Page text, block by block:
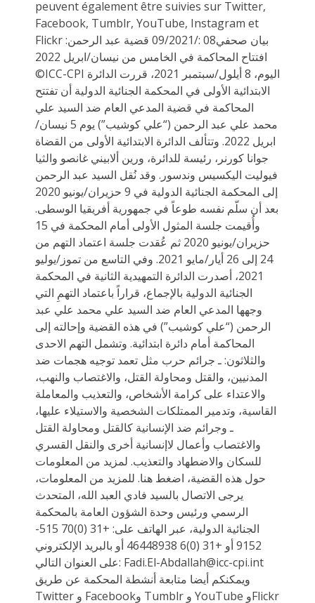
peuvent également être suivies sur Twitter,
Facebook, Tumblr, YouTube, Instagram et
Flickr بيان صحفي08 :/09/2021 قضية عبد الرحمن:
افتتاح المحاكمة في الخامس من نيسان/ابريل 2022
©ICC-CPI اليوم، 8 أيلول/سبتمبر 2021، قررت الدائرة
الابتدائية الأولى في المحكمة الجنائية الدولية أن تفتتح
المحاكمة في قضية المدعي العام ضد السيد علي
محمد علي عبد الرحمن (“علي كوشيب”) يوم 5 نيسان/
ابريل 2022. وتتألف الدائرة الابتدائية الأولى من القضاة
جوانا كورنر، رئيسة للدائرة، ورين ألابيني غانصو والثيا
فيوليت اليكسيس وندسور. وقد نُقل السيد عبد الرحمن
إلى المحكمة الجنائية الدولية في 9 حزيران/يونيو 2020
بعد أن سلّم نفسه طوعاً في جمهورية أفريقيا الوسطى.
وأُقيمت جلسة المثول الأولى أمام المحكمة في 15
حزيران/يونيو 2020 ثم عُقدت جلسة اعتماد التهم من
24 إلى 26 أيار/مايو 2021. وفي التاسع من تموز/يوليو
2021، أصدرت الدائرة التمهيدية الثانية في المحكمة
الجنائية الدولية بالإجماع، قراراً باعتماد التهمِ التي
وجهها المدعي العام ضد السيد علي محمد علي عبد
الرحمن (“علي كوشيب”) في هذه القضية وإحالته إلى
المحاكمة أمام دائرة ابتدائية. وتشمل التهم الاحدى
والثلاثون: ـ جرائم حرب مثل تعمد توجيه هجمات ضد
المدنيين، والقتل ومحاولة القتل، والاغتصاب والنهب،
والاعتداء على كرامة الأشخاص، والتعذيب والمعاملة
القاسية، وتدمير الممتلكات الشخصية والاستيلاء عليها،
ـ وجرائم ضد الإنسانية كالقتل ومحاولة القتل
والاغتصاب وأعمال لاإنسانية أخرى والنقل القسري
للسكان والاضطهاد والتعذيب. لمزيد من المعلومات
حول هذه القضية، اضغط هنا. للمزيد من المعلومات،
يرجى الاتصال بالسيد فادي العبد الله، المتحدث
الرسمي ورئيس وحدة الشؤون العامة بالمحكمة
الجنائية الدولية، عبر الهاتف على: +31 (0)70 515-
9152 أو +31 (0)6 46448938 أو بالبريد الإلكتروني
على العنوان التالي: Fadi.El-Abdallah@icc-cpi.int
ويمكنكم أيضا متابعة أنشطة المحكمة عن طريق
Twitter و Facebookو Tumblr و YouTube وFlickr